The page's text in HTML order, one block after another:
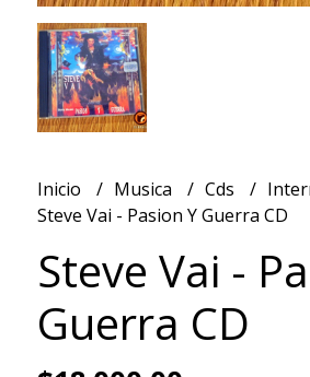
Inicio Musica Cds
Steve Vai - Pasion Y Guerra CD
Steve Vai -
Guerra CD